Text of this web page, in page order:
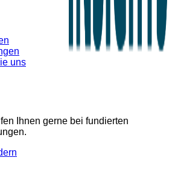
uns
Ihnen gerne bei fundierten